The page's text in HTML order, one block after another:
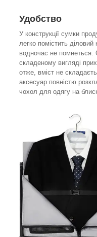
Удобство
У конструкції сумки
легко помістить
водночас не помнеться.
складеному вигляді
отже, вміст не
аксесуар повністю
чохол для одягу на